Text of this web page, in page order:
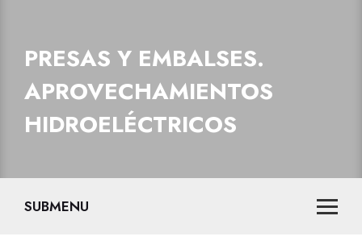
PRESAS Y EMBALSES.
APROVECHAMIENTOS
HIDROELÉCTRICOS
SUBMENU